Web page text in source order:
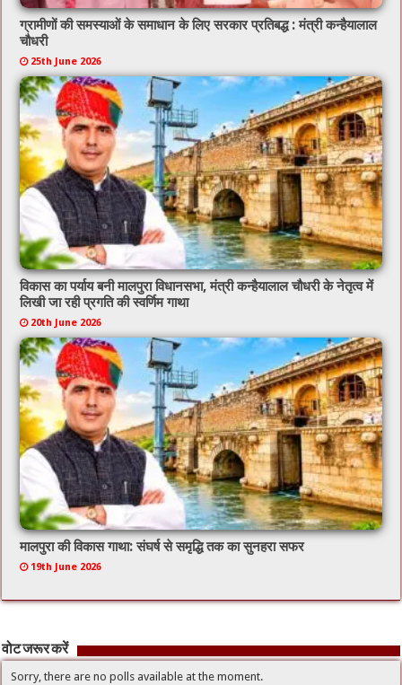
ग्रामीणों की समस्याओं के समाधान के लिए सरकार प्रतिबद्ध : मंत्री कन्हैयालाल
चौधरी
25th June 2026
विकास का पर्याय बनी मालपुरा विधानसभा, मंत्री कन्हैयालाल चौधरी के नेतृत्व में
लिखी जा रही प्रगति की स्वर्णिम गाथा
20th June 2026
मालपुरा की विकास गाथा: संघर्ष से समृद्धि तक का सुनहरा सफर
19th June 2026
वोट जरूर करें
Sorry, there are no polls available at the moment.